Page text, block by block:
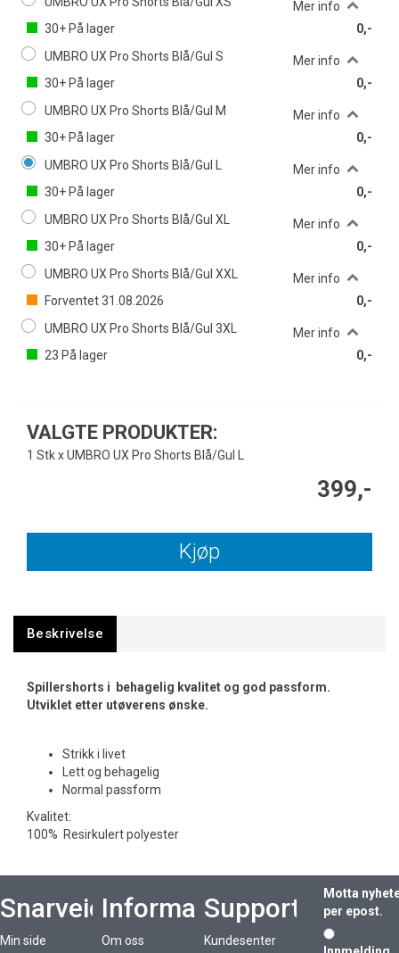
Mer info
30+ På lager
0,-
UMBRO UX Pro Shorts Blå/Gul S
Mer info
30+ På lager
0,-
UMBRO UX Pro Shorts Blå/Gul M
Mer info
30+ På lager
0,-
UMBRO UX Pro Shorts Blå/Gul L
Mer info
30+ På lager
0,-
UMBRO UX Pro Shorts Blå/Gul XL
Mer info
30+ På lager
0,-
UMBRO UX Pro Shorts Blå/Gul XXL
Mer info
Forventet31.08.2026
0,-
UMBRO UX Pro Shorts Blå/Gul 3XL
Mer info
23 På lager 0,-
VALGTE PRODUKTER:
1 Stk x UMBRO UX Pro Shorts Blå/Gul L
399,-
Kjøp
Beskrivelse
Spillershorts i behagelig kvalitet og god passform.
Utviklet etter utøverens ønske.
Strikk i livet
Lett og behagelig
Normal passform
Kvalitet:
100% Resirkulert polyester
Snarveier
Min side
Informasjon
Om oss
Support
Kundesenter
Motta
per epost.